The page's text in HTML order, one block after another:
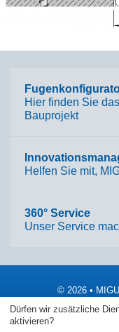
Hier finden Sie
Bauprojekt
Helfen Sie mit,
360° Service
Unser Service
© 2026 •
Dürfen wir zusätzliche
aktivieren?